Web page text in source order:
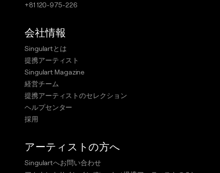
+81 120-975-226
会社情報
Singulartとは
提携アーティスト
Singulart Magazine
経営チーム
提携アーティストのセレクション
ヘルプセンター
採用
アーティストの方へ
Singulartへお問い合わせ